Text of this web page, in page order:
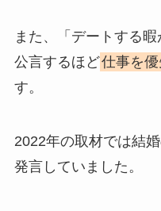
また、「デートする
公言するほど仕事を
す。
2022年の取材では結
発言していました。